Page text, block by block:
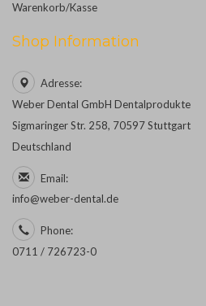
Warenkorb/Kasse
Shop Information
Adresse:
Weber Dental GmbH Dentalprodukte
Sigmaringer Str. 258, 70597 Stuttgart
Deutschland
Email:
info@weber-dental.de
Phone:
0711 / 726723-0